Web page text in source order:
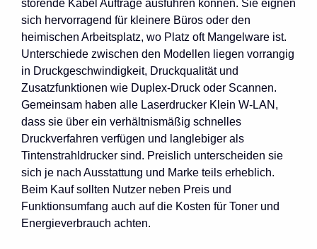
störende Kabel Aufträge ausführen können. Sie eignen
sich hervorragend für kleinere Büros oder den
heimischen Arbeitsplatz, wo Platz oft Mangelware ist.
Unterschiede zwischen den Modellen liegen vorrangig
in Druckgeschwindigkeit, Druckqualität und
Zusatzfunktionen wie Duplex-Druck oder Scannen.
Gemeinsam haben alle Laserdrucker Klein W-LAN,
dass sie über ein verhältnismäßig schnelles
Druckverfahren verfügen und langlebiger als
Tintenstrahldrucker sind. Preislich unterscheiden sie
sich je nach Ausstattung und Marke teils erheblich.
Beim Kauf sollten Nutzer neben Preis und
Funktionsumfang auch auf die Kosten für Toner und
Energieverbrauch achten.